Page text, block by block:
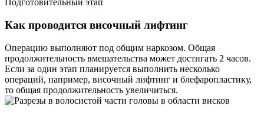
Подготовительный этап
Как проводится височный лифтинг
Операцию выполняют под общим наркозом. Общая
продолжительность вмешательства может достигать 2 часов.
Если за один этап планируется выполнить несколько
операций, например, височный лифтинг и блефаропластику,
то общая продолжительность увеличиться.